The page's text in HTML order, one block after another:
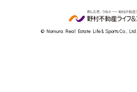
© Nomura Real Estate Life & Sports Co.,